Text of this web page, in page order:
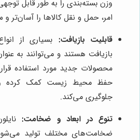
وزن بسته‌بندی را به طور قابل
امر، حمل و نقل کالاها را آسان‌تر
قابلیت بازیافت: بسیاری از
بازیافت هستند و می‌توانند به
محصولات جدید مورد استفاده
حفظ محیط زیست کمک کرده و
جلوگیری می‌کند.
تنوع در ابعاد و ضخامت:
ضخامت‌های مختلف تولید